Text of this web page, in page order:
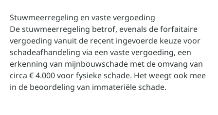
Stuwmeerregeling en vaste vergoeding
De stuwmeerregeling betrof, evenals de forfaitaire
vergoeding vanuit de recent ingevoerde keuze voor
schadeafhandeling via een vaste vergoeding, een
erkenning van mijnbouwschade met de omvang van
circa € 4.000 voor fysieke schade. Het weegt ook mee
in de beoordeling van immateriële schade.